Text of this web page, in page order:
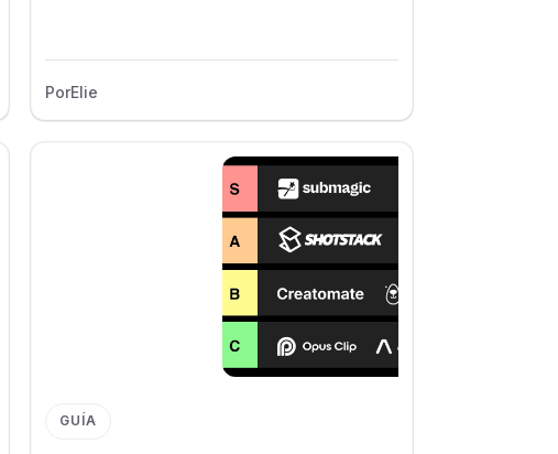
PorElie
GUÍA